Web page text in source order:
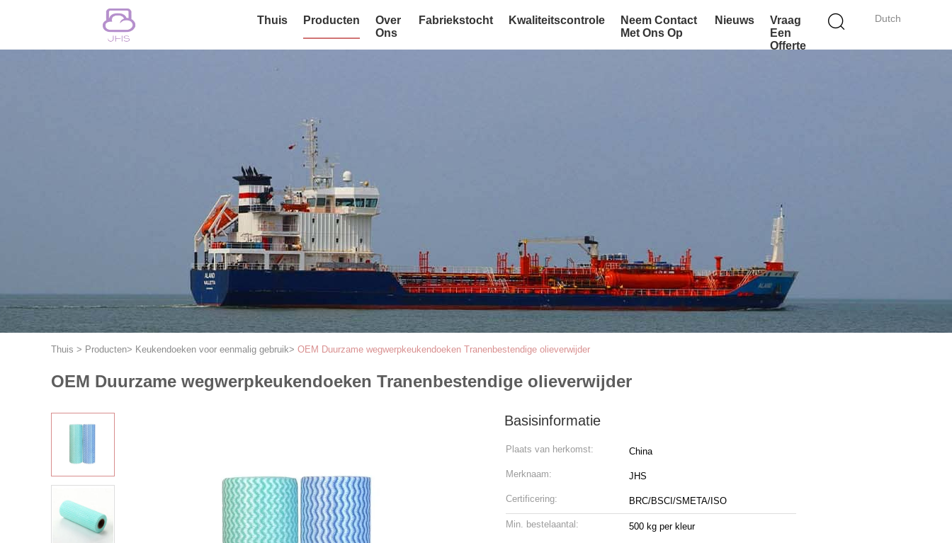
Dutch
Thuis Producten
Over
Ons
Fabriekstocht Kwaliteitscontrole
Neem Contact
Met Ons Op
Nieuws
Vraag
Een
Offerte
Thuis > Producten> Keukendoeken voor eenmalig gebruik> OEM Duurzame wegwerpkeukendoeken Tranenbestendige olieverwijder
OEM Duurzame wegwerpkeukendoeken Tranenbestendige olieverwijder
Basisinformatie
Plaats van herkomst: China
Merknaam: JHS
Certificering: BRC/BSCI/SMETA/ISO
Min. bestelaantal: 500 kg per kleur